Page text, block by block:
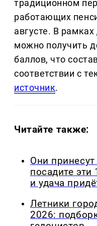
традиционном
работающих
августе. В
можно получить
баллов, что
соответствии с
источник.
Читайте также:
Они
посадите эти
и удача
Летники
2026: